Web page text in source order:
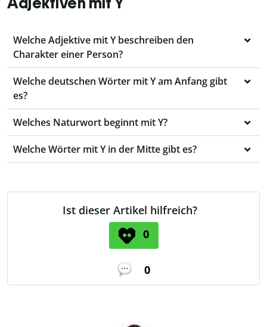
Welche Adjektive mit Y beschreiben den
Charakter einer Person?
Welche deutschen Wörter mit Y am Anfang gibt
es?
Welches Naturwort beginnt mit Y?
Welche Wörter mit Y in der Mitte gibt es?
Ist dieser Artikel hilfreich?
0
0